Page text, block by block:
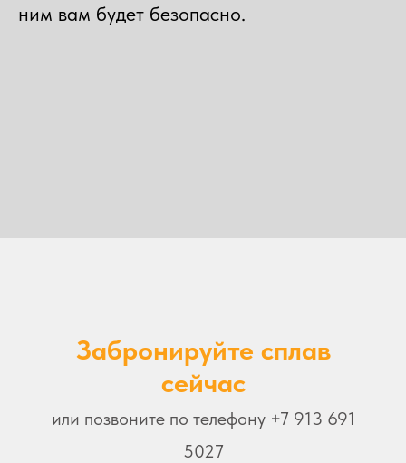
ним вам будет безопасно.
Забронируйте сплав
сейчас
или позвоните по телефону +7 913 691
5027